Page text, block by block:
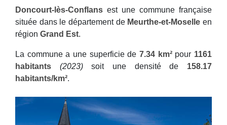
Doncourt-lès-Conflans est une commune française
située dans le département de Meurthe-et-Moselle en
région Grand Est.
La commune a une superficie de 7.34 km²pour 1161
habitants
(2023)soit une densité de 158.17
habitants/km².